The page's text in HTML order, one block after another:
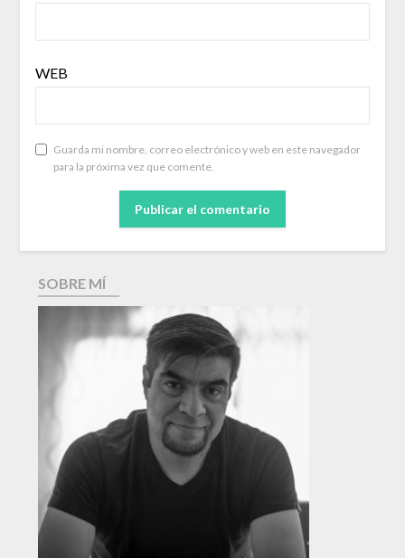
WEB
Guarda mi nombre, correo electrónico y web en este navegador
para la próxima vez que comente.
SOBRE MÍ